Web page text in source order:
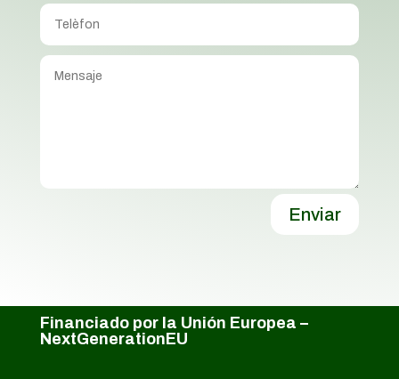
Enviar
Financiado por la Unión Europea –
NextGenerationEU